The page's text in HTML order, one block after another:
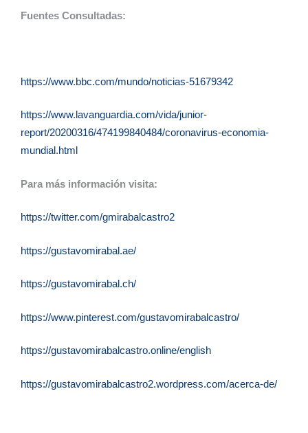
Fuentes Consultadas:
https://www.bbc.com/mundo/noticias-51679342
https://www.lavanguardia.com/vida/junior-
report/20200316/474199840484/coronavirus-economia-
mundial.html
Para más información visita:
https://twitter.com/gmirabalcastro2
https://gustavomirabal.ae/
https://gustavomirabal.ch/
https://www.pinterest.com/gustavomirabalcastro/
https://gustavomirabalcastro.online/english
https://gustavomirabalcastro2.wordpress.com/acerca-de/